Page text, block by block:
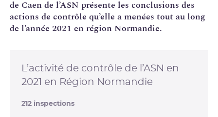
de Caen de l’ASN présente les conclusions des
actions de contrôle qu’elle a menées tout au long
de l’année 2021 en région Normandie.
L’activité de contrôle de l’ASN en
2021 en Région Normandie
212 inspections